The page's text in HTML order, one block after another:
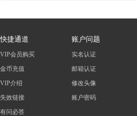
快捷通道
VIP会员购买
金币充值
VIP介绍
失效链接
有问必答
账户问题
实名认证
邮箱认证
修改头像
账户密码